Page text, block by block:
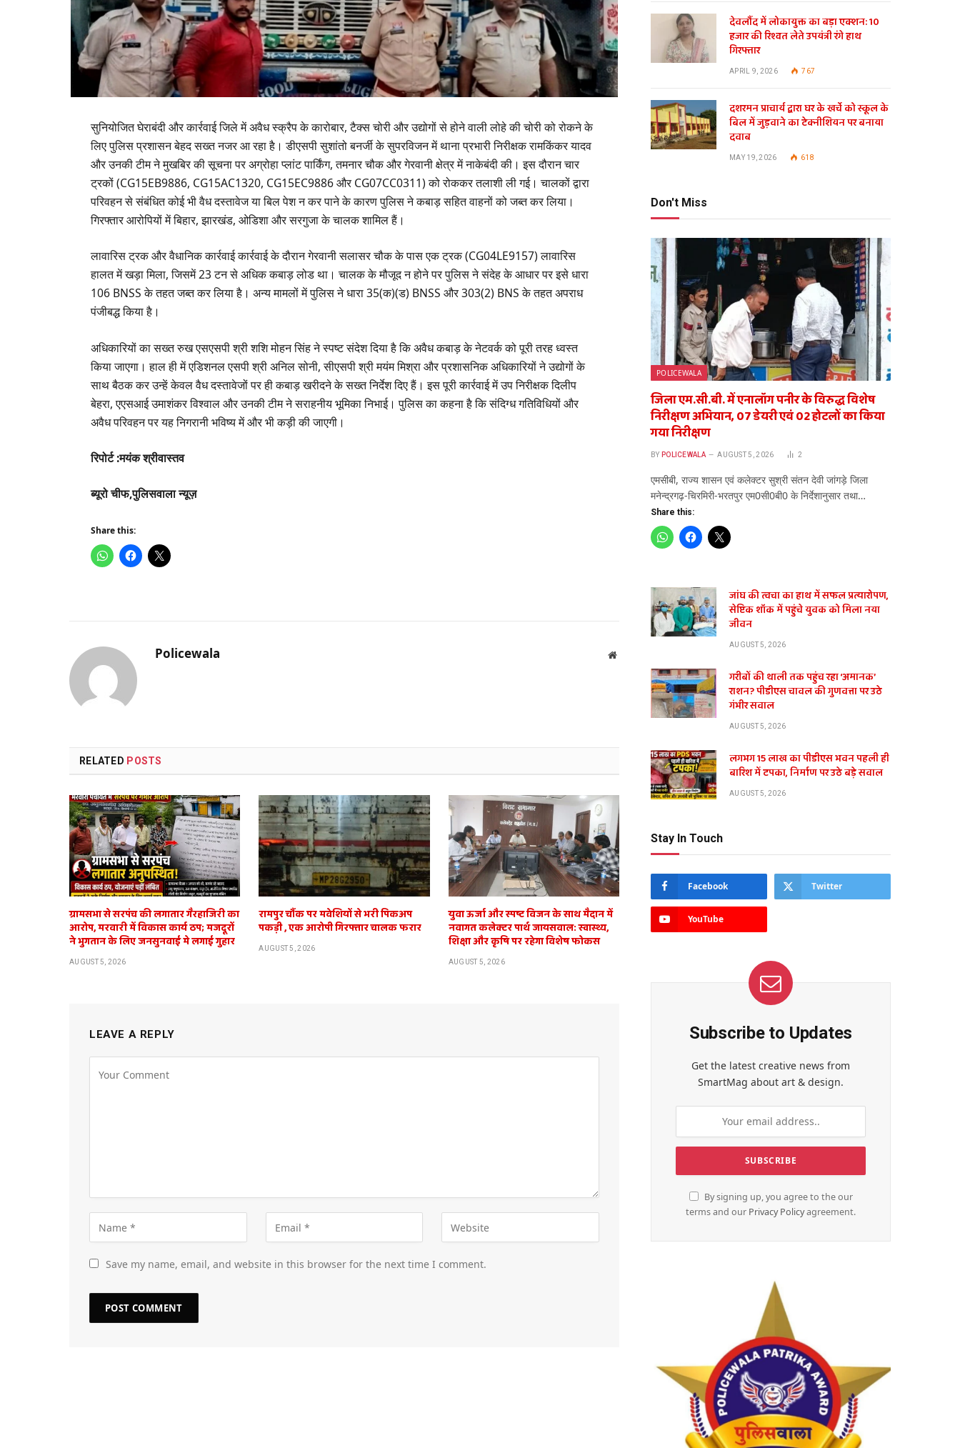
​सुनियोजित घेराबंदी और कार्रवाई जिले में अवैध स्क्रैप के कारोबार, टैक्स चोरी और उद्योगों से होने वाली लोहे की चोरी को रोकने के
लिए पुलिस प्रशासन बेहद सख्त नजर आ रहा है। डीएसपी सुशांतो बनर्जी के सुपरविजन में थाना प्रभारी निरीक्षक रामकिंकर यादव
और उनकी टीम ने मुखबिर की सूचना पर अग्रोहा प्लांट पार्किंग, तमनार चौक और गेरवानी क्षेत्र में नाकेबंदी की। इस दौरान चार
ट्रकों (CG15EB9886, CG15AC1320, CG15EC9886 और CG07CC0311) को रोककर तलाशी ली गई। चालकों द्वारा
परिवहन से संबंधित कोई भी वैध दस्तावेज या बिल पेश न कर पाने के कारण पुलिस ने कबाड़ सहित वाहनों को जब्त कर लिया।
गिरफ्तार आरोपियों में बिहार, झारखंड, ओडिशा और सरगुजा के चालक शामिल हैं।
​लावारिस ट्रक और वैधानिक कार्रवाई कार्रवाई के दौरान गेरवानी सलासर चौक के पास एक ट्रक (CG04LE9157) लावारिस
हालत में खड़ा मिला, जिसमें 23 टन से अधिक कबाड़ लोड था। चालक के मौजूद न होने पर पुलिस ने संदेह के आधार पर इसे धारा
106 BNSS के तहत जब्त कर लिया है। अन्य मामलों में पुलिस ने धारा 35(क)(ड) BNSS और 303(2) BNS के तहत अपराध
पंजीबद्ध किया है।
​अधिकारियों का सख्त रुख एसएसपी श्री शशि मोहन सिंह ने स्पष्ट संदेश दिया है कि अवैध कबाड़ के नेटवर्क को पूरी तरह ध्वस्त
किया जाएगा। हाल ही में एडिशनल एसपी श्री अनिल सोनी, सीएसपी श्री मयंम मिश्रा और प्रशासनिक अधिकारियों ने उद्योगों के
साथ बैठक कर उन्हें केवल वैध दस्तावेजों पर ही कबाड़ खरीदने के सख्त निर्देश दिए हैं। इस पूरी कार्रवाई में उप निरीक्षक दिलीप
बेहरा, एएसआई उमाशंकर विश्वाल और उनकी टीम ने सराहनीय भूमिका निभाई। पुलिस का कहना है कि संदिग्ध गतिविधियों और
अवैध परिवहन पर यह निगरानी भविष्य में और भी कड़ी की जाएगी।
रिपोर्ट :मयंक श्रीवास्तव
ब्यूरो चीफ,पुलिसवाला न्यूज़
Share this:
Policewala Website
RELATED POSTS
ग्रामसभा से सरपंच की लगातार गैरहाजिरी का
आरोप, मरवारी में विकास कार्य ठप; मजदूरों
ने भुगतान के लिए जनसुनवाई मे लगाई गुहार
AUGUST 5, 2026
रामपुर चौंक पर मवेशियों से भरी पिकअप
पकड़ी , एक आरोपी गिरफ्तार चालक फरार
AUGUST 5, 2026
युवा ऊर्जा और स्पष्ट विजन के साथ मैदान में
नवागत कलेक्टर पार्थ जायसवाल: स्वास्थ्य,
शिक्षा और कृषि पर रहेगा विशेष फोकस
AUGUST 5, 2026
LEAVE A REPLY
Save my name, email, and website in this browser for the next time I comment.
देवलौंद में लोकायुक्त का बड़ा एक्शन: 10
हजार की रिश्वत लेते उपयंत्री रंगे हाथ
गिरफ्तार
APRIL 9, 2026 767
दशरमन प्राचार्य द्वारा घर के खर्चे को स्कूल के
बिल में जुड़वाने का टेक्नीशियन पर बनाया
दवाब
MAY 19, 2026 618
Don't Miss
POLICEWALA
जिला एम.सी.बी. में एनालॉग पनीर के विरुद्ध विशेष
निरीक्षण अभियान, 07 डेयरी एवं 02 होटलों का किया
गया निरीक्षण
BY POLICEWALA AUGUST 5, 2026 2
एमसीबी, राज्य शासन एवं कलेक्टर सुश्री संतन देवी जांगड़े जिला
मनेन्द्रगढ़-चिरमिरी-भरतपुर एम0सी0बी0 के निर्देशानुसार तथा…
Share this:
जांघ की त्वचा का हाथ में सफल प्रत्यारोपण,
सेप्टिक शॉक में पहुंचे युवक को मिला नया
जीवन
AUGUST 5, 2026
गरीबों की थाली तक पहुंच रहा ‘अमानक’
राशन? पीडीएस चावल की गुणवत्ता पर उठे
गंभीर सवाल
AUGUST 5, 2026
लगभग 15 लाख का पीडीएस भवन पहली ही
बारिश में टपका, निर्माण पर उठे बड़े सवाल
AUGUST 5, 2026
Stay In Touch
Facebook Twitter
YouTube
Subscribe to Updates
Get the latest creative news from
SmartMag about art & design.
By signing up, you agree to the our
terms and our Privacy Policyagreement.